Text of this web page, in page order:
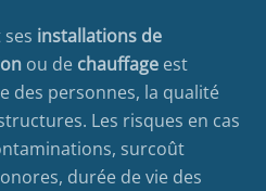
installations de
ou de chauffage est
des personnes, la qualité
Les risques en cas
surcoût
durée de vie des